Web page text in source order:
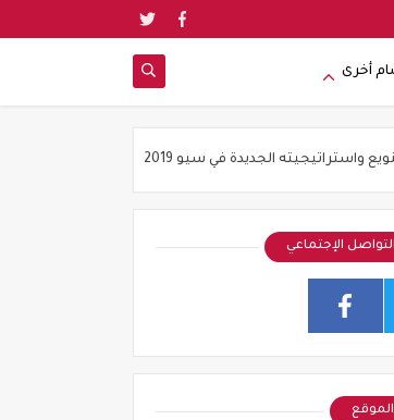
أخرى
الجديدة في سيو 2019 جوده المواضيع و ليس عددها
الإجتماعي